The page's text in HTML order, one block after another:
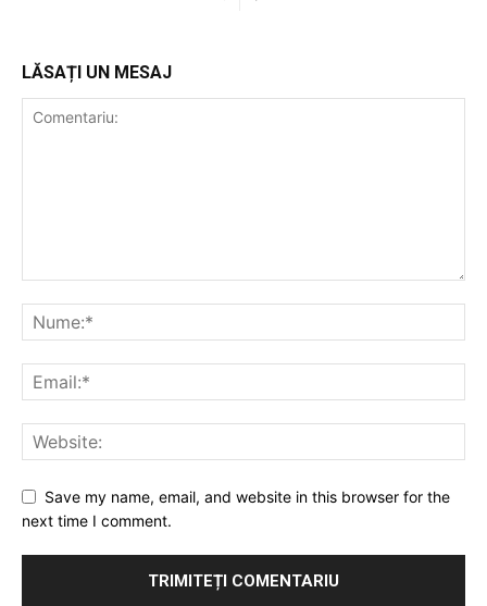
LĂSAȚI UN MESAJ
Save my name, email, and website in this browser for the
next time I comment.